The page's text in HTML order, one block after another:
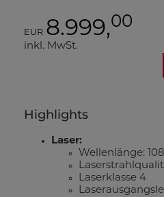
EUR 8.999,00
inkl. MwSt.
Highlights
Laser:
Wellenlänge:
Laserklasse 4